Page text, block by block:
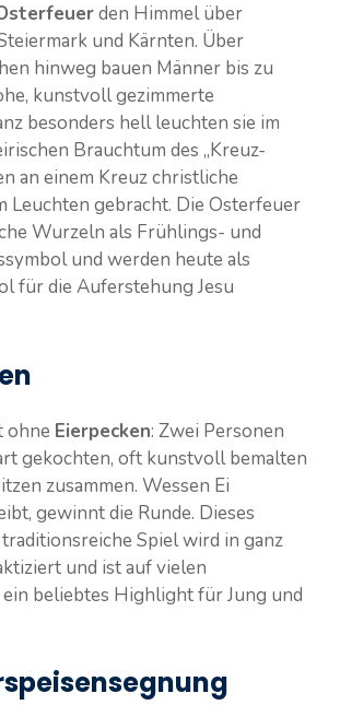
den Himmel über
und Kärnten. Über
hinweg bauen Männer bis zu
kunstvoll gezimmerte
besonders hell leuchten sie im
Brauchtum des „Kreuz-
an einem Kreuz christliche
Leuchten gebracht. Die Osterfeuer
Wurzeln als Frühlings- und
und werden heute als
für die Auferstehung Jesu
ohne Eierpecken: Zwei Personen
gekochten, oft kunstvoll bemalten
zusammen. Wessen Ei
gewinnt die Runde. Dieses
Spiel wird in ganz
und ist auf vielen
beliebtes Highlight für Jung und